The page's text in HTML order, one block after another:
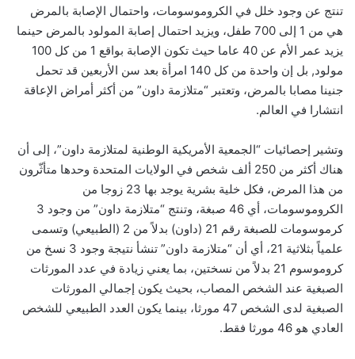
تنتج عن وجود خلل في الكروموسومات، واحتمال الإصابة بالمرض
هي من 1 إلى 700 طفل، ويزيد احتمال إصابة المولود بالمرض حينما
يزيد عمر الأم عن 40 عاما حيث تكون الإصابة بواقع 1 من كل 100
مولود, بل إن واحدة من كل 140 امرأة بعد سن الأربعين قد تحمل
جنينا مصابا بالمرض، وتعتبر “متلازمة داون” من أكثر أمراض الإعاقة
انتشارا في العالم.
وتشير إحصائيات “الجمعية الأمريكية الوطنية لمتلازمة داون”، إلى أن
هناك أكثر من 250 ألف شخص في الولايات المتحدة وحدها متأثّرون
من هذا المرض، فكل خلية بشرية يوجد بها 23 زوجا من
الكروموسومات، أي 46 صبغة، وتنتج “متلازمة داون” من وجود 3
كرموسومات للصبغة رقم 21 (داون) بدلاً من 2 (الطبيعي) وتسمى
علمياً بثلاثية 21، أي أن “متلازمة داون” تنشأ نتيجة وجود 3 نسخ من
كروموسوم 21 بدلاً من نسختين، بما يعني زيادة في عدد المورثات
الصبغية عند الشخص المصاب، بحيث يكون إجمالي المورثات
الصبغية لدى الشخص 47 مورثا، بينما يكون العدد الطبيعي للشخص
العادي هو 46 مورثا فقط.